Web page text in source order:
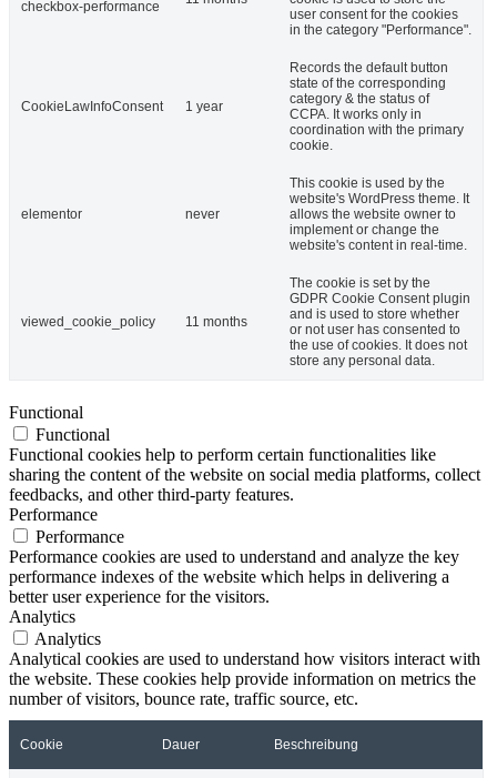
checkbox-performance
user consent for the cookies
in the category "Performance".
CookieLawInfoConsent 1 year
Records the default button
state of the corresponding
category & the status of
CCPA. It works only in
coordination with the primary
cookie.
elementor never
This cookie is used by the
website's WordPress theme. It
allows the website owner to
implement or change the
website's content in real-time.
viewed_cookie_policy 11 months
The cookie is set by the
GDPR Cookie Consent plugin
and is used to store whether
or not user has consented to
the use of cookies. It does not
store any personal data.
Functional
Functional
Functional cookies help to perform certain functionalities like
sharing the content of the website on social media platforms, collect
feedbacks, and other third-party features.
Performance
Performance
Performance cookies are used to understand and analyze the key
performance indexes of the website which helps in delivering a
better user experience for the visitors.
Analytics
Analytics
Analytical cookies are used to understand how visitors interact with
the website. These cookies help provide information on metrics the
number of visitors, bounce rate, traffic source, etc.
Cookie Dauer Beschreibung